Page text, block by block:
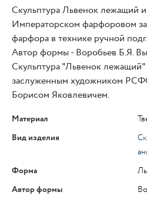
Скульптура Львенок лежащий
Императорском фарфоровом
фарфора в технике ручной
Автор формы - Воробьев Б.Я.
Скульптура "Львенок лежащий"
заслуженным художником
Борисом Яковлевичем.
Материал
Вид изделия
Форма
Автор формы